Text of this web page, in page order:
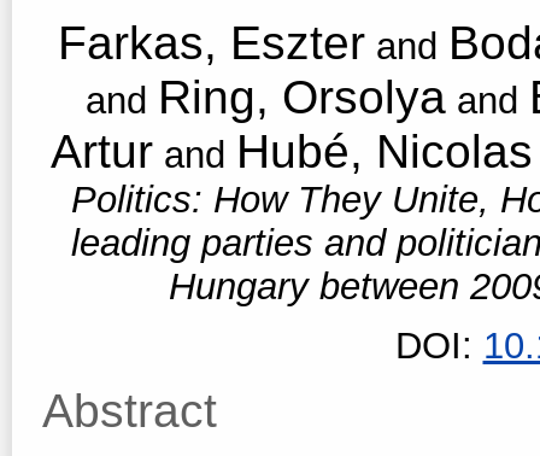
Farkas, Eszterand
and Ring, Orsolyaand
Arturand Hubé, Nicolas
Politics: How They Unite,
leading parties and
Hungary between
DOI:
Abstract